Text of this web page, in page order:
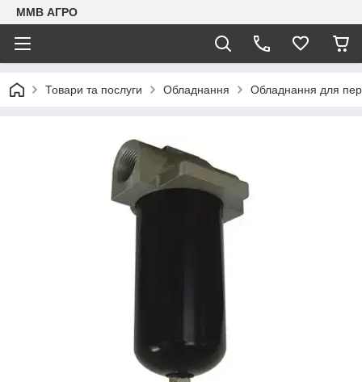
ММВ АГРО
Товари та послуги Обладнання Обладнання для